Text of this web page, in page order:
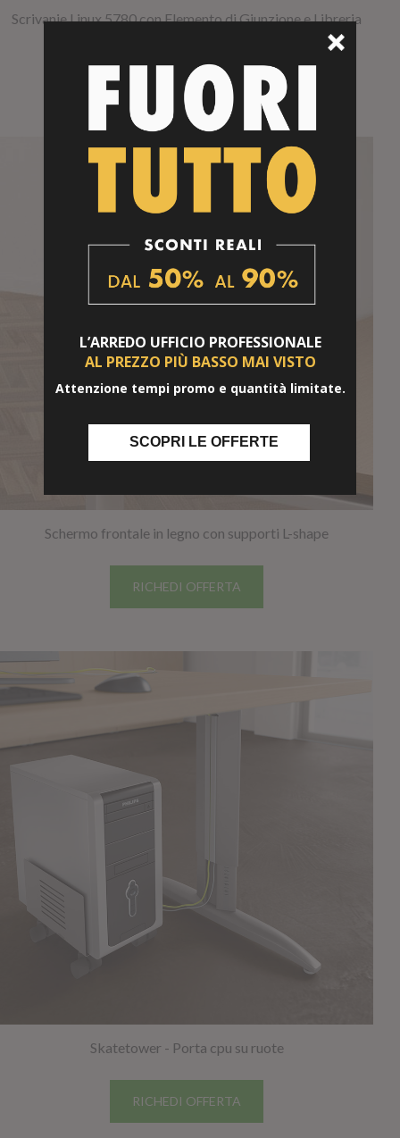
Scrivanie Linux 5780 con Elemento di Giunzione e Libreria
RICHEDI OFFERTA
Schermo frontale in legno con supporti L-shape
RICHEDI OFFERTA
Skatetower - Porta cpu su ruote
RICHEDI OFFERTA
L’ARREDO UFFICIO PROFESSIONALE
AL PREZZO PIÙ BASSO MAI VISTO
Attenzione tempi promo e quantità limitate.
SCOPRI LE OFFERTE